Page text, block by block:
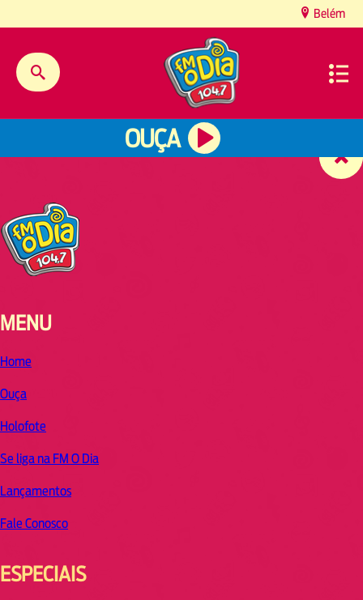
Belém
OUÇA
MENU
Home
Ouça
Holofote
Se liga na FM O Dia
Lançamentos
Fale Conosco
ESPECIAIS